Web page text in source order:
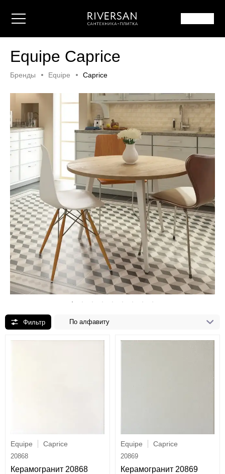
Equipe Caprice
Бренды Equipe Caprice
По алфавиту
Equipe Caprice
20868
Керамогранит 20868
Equipe Caprice
20869
Керамогранит 20869